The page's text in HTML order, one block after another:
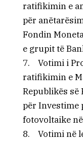
ratifikimin e
për
Fondin
e grupit të
7. Votimi i
ratifikimin e
Republikës së
për Investime
fotovoltaike
8. Votimi në